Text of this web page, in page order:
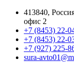
413840,
офис 2
+7 (8453) 22-
+7 (8453) 22-
+7 (927) 225-
sura-